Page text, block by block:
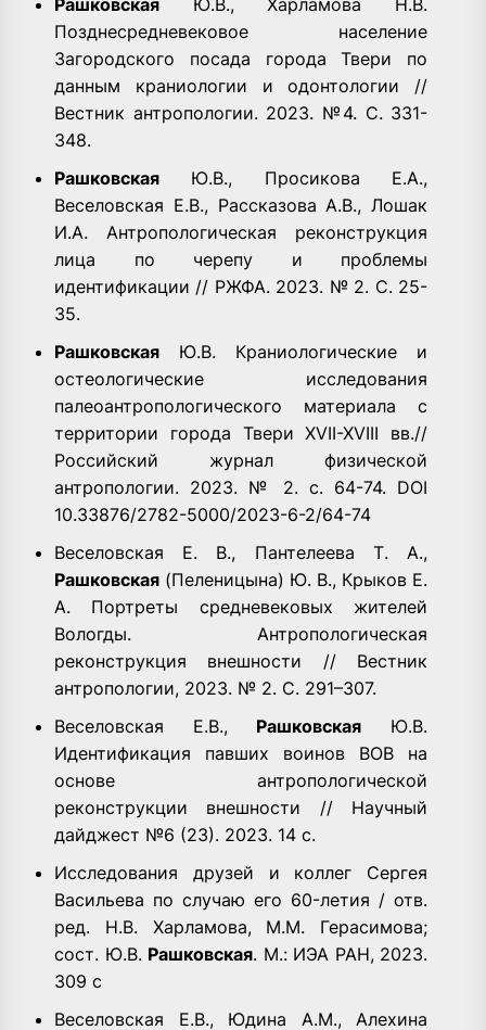
Позднесредневековое население
Загородского посада города Твери по
данным краниологии и одонтологии //
Вестник антропологии. 2023. №4. С. 331-
348.
Рашковская Ю.В., Просикова Е.А.,
Веселовская Е.В., Рассказова А.В., Лошак
И.А. Антропологическая реконструкция
лица по черепу и проблемы
идентификации // РЖФА. 2023. № 2. С. 25-
35.
Рашковская Ю.В. Краниологические и
остеологические исследования
палеоантропологического материала с
территории города Твери XVII-XVIII вв.//
Российский журнал физической
антропологии. 2023. № 2. с. 64-74. DOI
10.33876/2782-5000/2023-6-2/64-74
Веселовская Е. В., Пантелеева Т. А.,
Рашковская (Пеленицына) Ю. В., Крыков Е.
А. Портреты средневековых жителей
Вологды. Антропологическая
реконструкция внешности // Вестник
антропологии, 2023. № 2. С. 291–307.
Веселовская Е.В., Рашковская Ю.В.
Идентификация павших воинов ВОВ на
основе антропологической
реконструкции внешности // Научный
дайджест №6 (23). 2023. 14 с.
Исследования друзей и коллег Сергея
Васильева по случаю его 60-летия / отв.
ред. Н.В. Харламова, М.М. Герасимова;
сост. Ю.В. Рашковская. М.: ИЭА РАН, 2023.
309 с
Веселовская Е.В., Юдина А.М., Алехина